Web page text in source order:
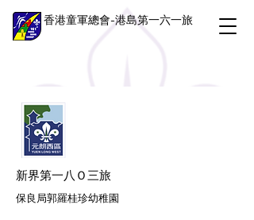
香港童軍總會-港島第一六一旅
新界第一八Ｏ三旅
保良局郭羅桂珍幼稚園